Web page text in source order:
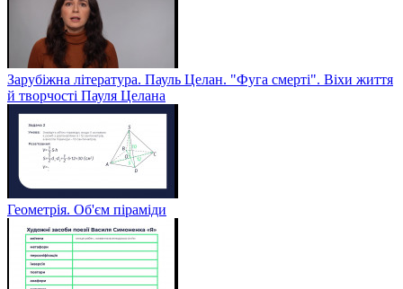
Зарубіжна література. Пауль Целан. "Фуга смерті". Віхи життя
й творчості Пауля Целана
Геометрія. Об'єм піраміди